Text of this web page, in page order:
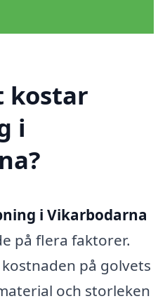
kostar
i
i Vikarbodarna
på flera faktorer.
på golvets
och storleken